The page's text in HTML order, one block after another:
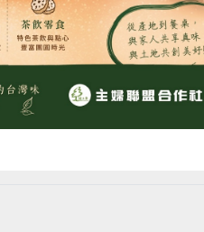
食料理 # 洋蔥
做